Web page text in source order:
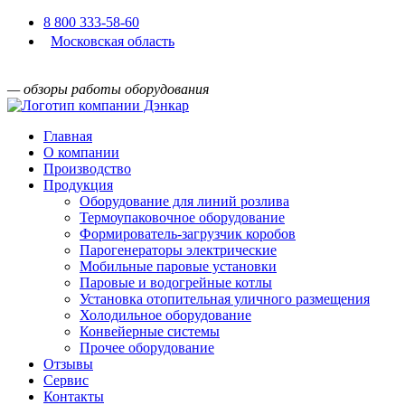
8 800 333-58-60
Московская область
— обзоры работы оборудования
Главная
О компании
Производство
Продукция
Оборудование для линий розлива
Термоупаковочное оборудование
Формирователь-загрузчик коробов
Парогенераторы электрические
Мобильные паровые установки
Паровые и водогрейные котлы
Установка отопительная уличного размещения
Холодильное оборудование
Конвейерные системы
Прочее оборудование
Отзывы
Сервис
Контакты